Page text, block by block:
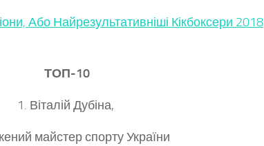
Або Найрезультативніші Кікбоксери 2018
ТОП-10
1. Віталій Дубіна,
майстер спорту України